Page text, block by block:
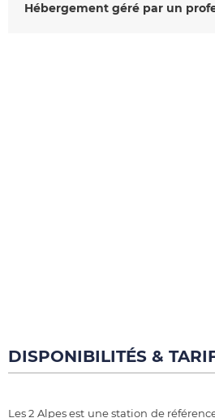
Hébergement géré par un
DISPONIBILITÉS &
Les 2 Alpes est une station de